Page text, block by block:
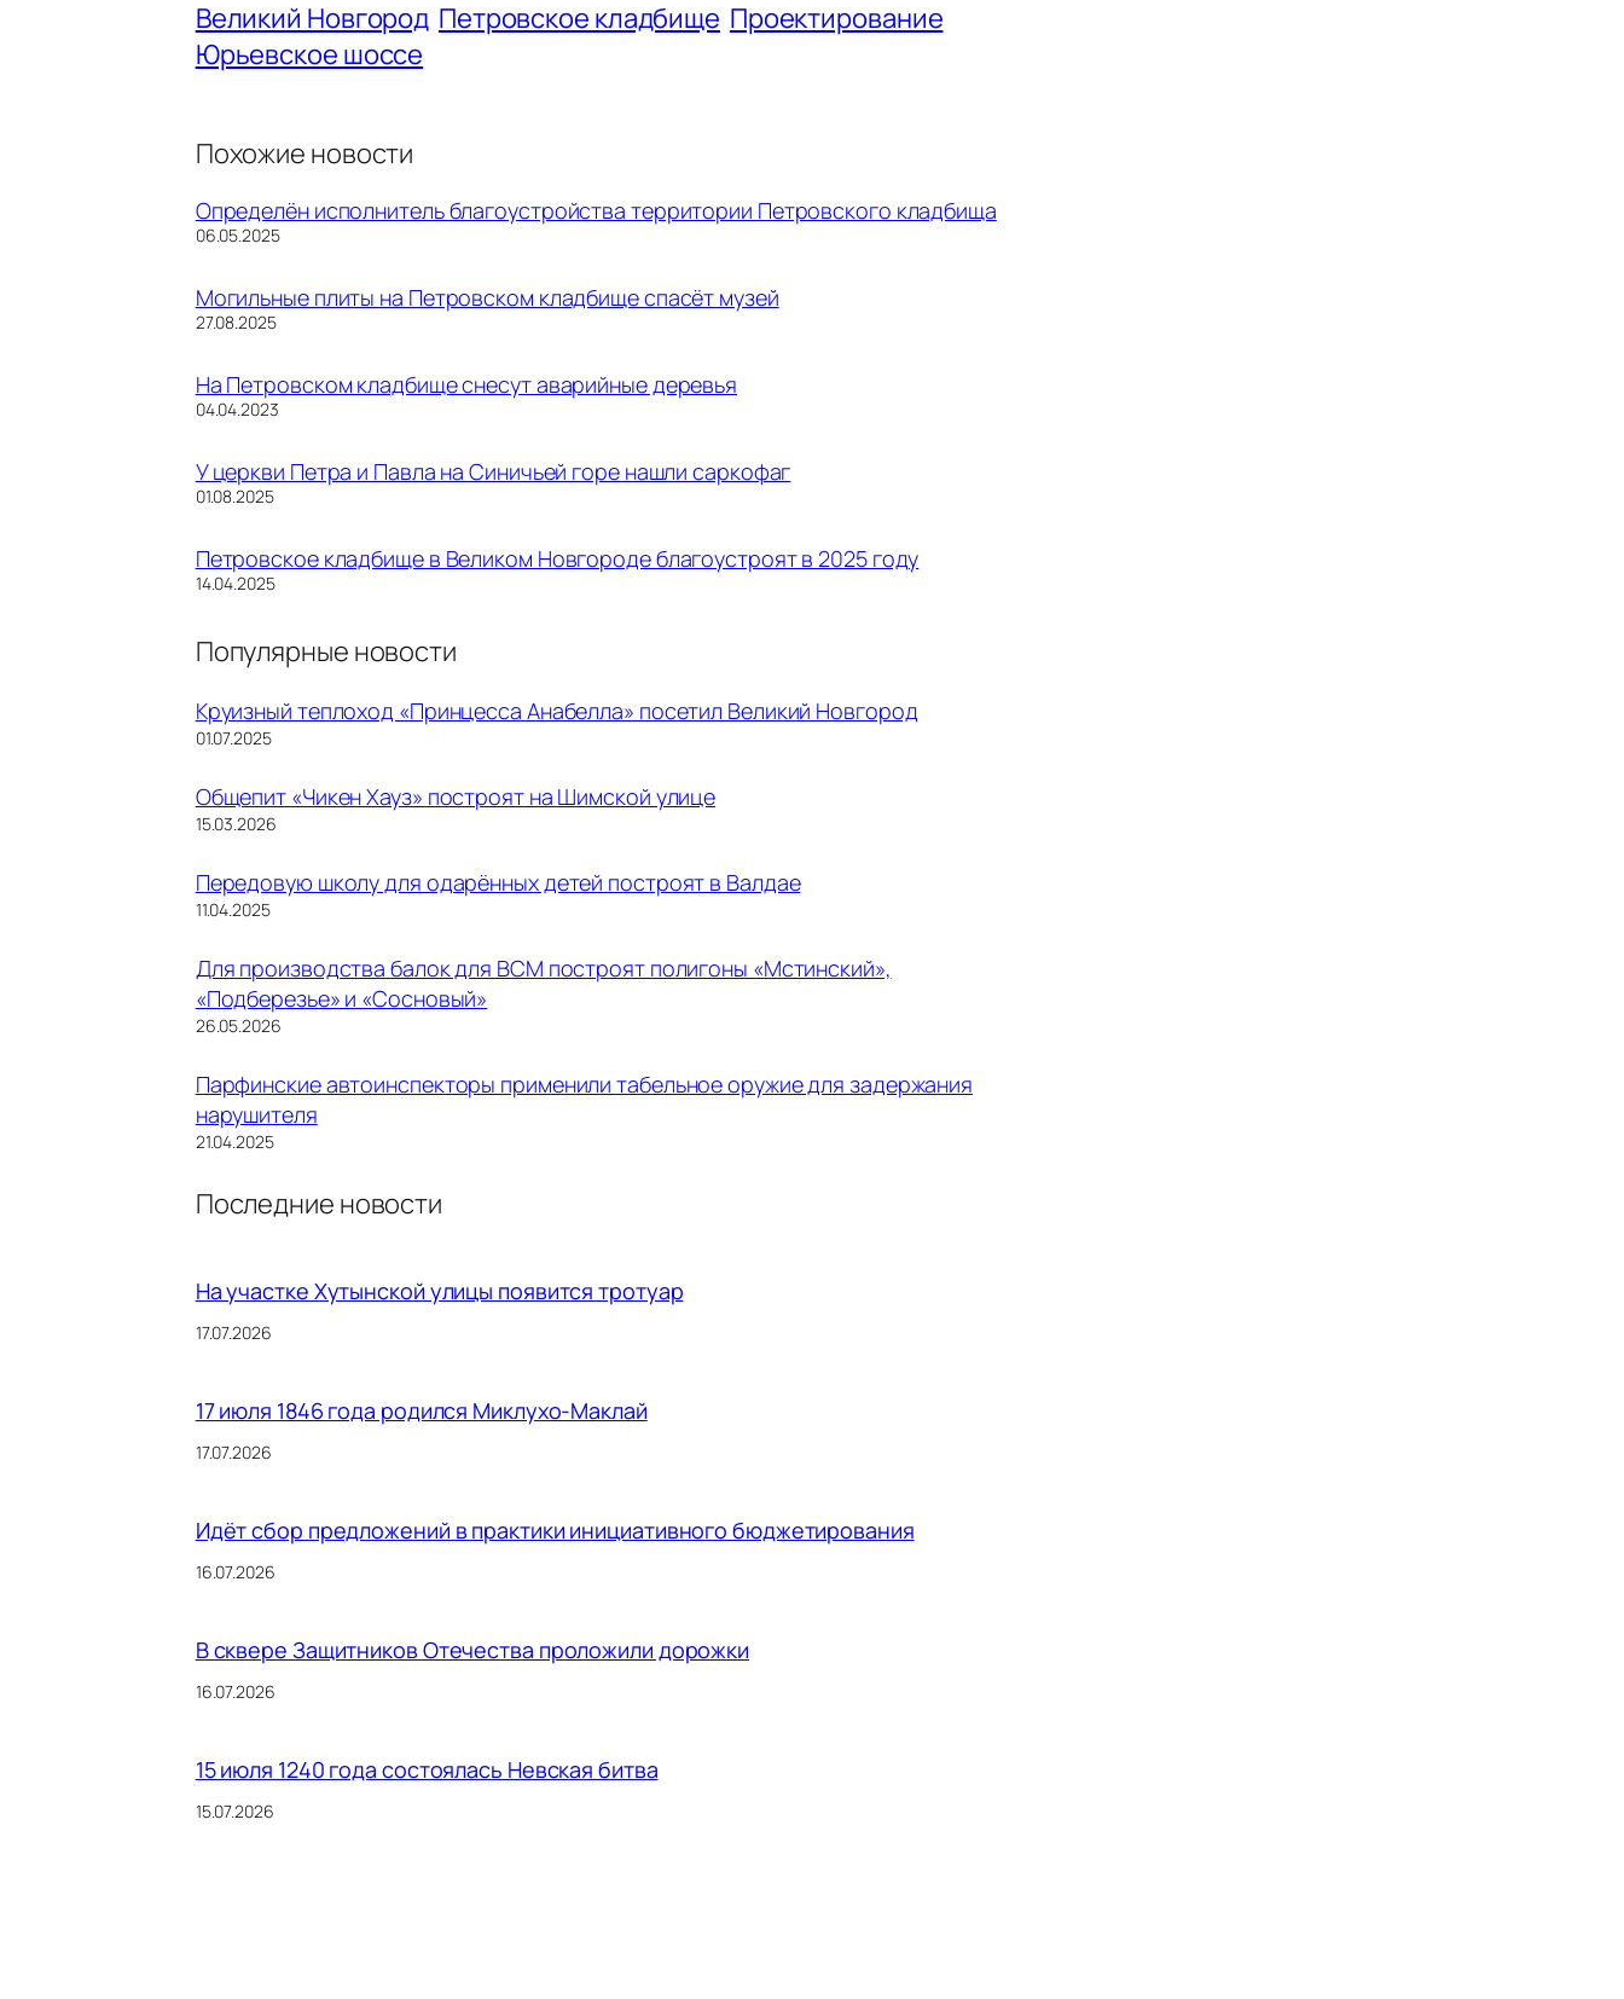
Великий Новгород Петровское кладбище Проектирование
Юрьевское шоссе
Похожие новости
Определён исполнитель благоустройства территории Петровского кладбища
Дата
06.05.2025
Могильные плиты на Петровском кладбище спасёт музей
Дата
27.08.2025
На Петровском кладбище снесут аварийные деревья
Дата
04.04.2023
У церкви Петра и Павла на Синичьей горе нашли саркофаг
Дата
01.08.2025
Петровское кладбище в Великом Новгороде благоустроят в 2025 году
Дата
14.04.2025
Популярные новости
Круизный теплоход «Принцесса Анабелла» посетил Великий Новгород
01.07.2025
Общепит «Чикен Хауз» построят на Шимской улице
15.03.2026
Передовую школу для одарённых детей построят в Валдае
11.04.2025
Для производства балок для ВСМ построят полигоны «Мстинский»,
«Подберезье» и «Сосновый»
26.05.2026
Парфинские автоинспекторы применили табельное оружие для задержания
нарушителя
21.04.2025
Последние новости
На участке Хутынской улицы появится тротуар
17.07.2026
17 июля 1846 года родился Миклухо-Маклай
17.07.2026
Идёт сбор предложений в практики инициативного бюджетирования
16.07.2026
В сквере Защитников Отечества проложили дорожки
16.07.2026
15 июля 1240 года состоялась Невская битва
15.07.2026